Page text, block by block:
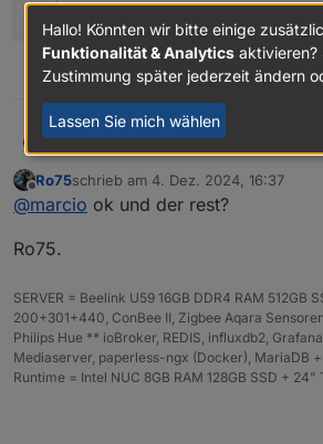
Operating System: Raspbian
Kernel: Linux
    Architecture: arm64
MarcIO@ro75
Ja tatsächlich hast recht, ist kein
gäbe es nur auf diesen.
VERSION_ID="12"
VERSION="12 (bookworm)"
VERSION_CODENAME=bookworm
ID=raspbian
ID_LIKE=debian
SUPPORT_URL="http://
Offline
Ro75schrieb am 4. Dez. 2024, 16:37
zuletzt editiert von
@marcio ok und der rest?
Ro75.
SERVER = Beelink U59 16GB DDR4 RAM 512GB
200+301+440, ConBee II, Zigbee Aqara
Philips Hue ** ioBroker, REDIS, influxdb2,
Mediaserver, paperless-ngx (Docker), MariaDB
Runtime = Intel NUC 8GB RAM 128GB SSD + 24"
Hallo! Könnten wir bitte einige
Funktionalität & Analytics aktivieren?
Zustimmung später jederzeit ändern
Lassen Sie mich wählen